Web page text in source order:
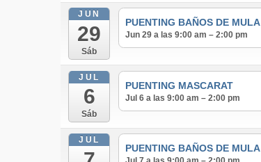
JUN
29
Sáb
PUENTING BAÑOS DE MULA
Jun 29 a las 9:00 am – 2:00 pm
JUL
6
Sáb
PUENTING MASCARAT
Jul 6 a las 9:00 am – 2:00 pm
JUL
PUENTING BAÑOS DE MULA